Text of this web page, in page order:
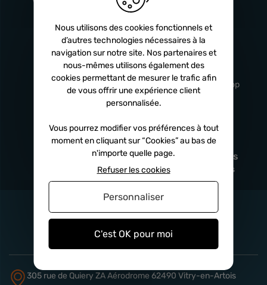
Livraison
rapide
Sous 24h à 48h
Service client
professionnel
De 8h à 17h Non-stop
Satisfait
remboursé
Paiement en
x3 fois
Sécurisé, sans frais
305 rue de Quiery ZA Aérodrome 62490 Vitry-en-Artois
Nous utilisons des cookies fonctionnels et
d’autres technologies nécessaires à la
navigation sur notre site. Nos partenaires et
nous-mêmes utilisons également des
cookies permettant de mesurer le trafic afin
de vous offrir une expérience client
personnalisée.
Vous pourrez modifier vos préférences à tout
moment en cliquant sur “Cookies” au bas de
n'importe quelle page.
C'est OK pour moi
Refuser les cookies
Personnaliser